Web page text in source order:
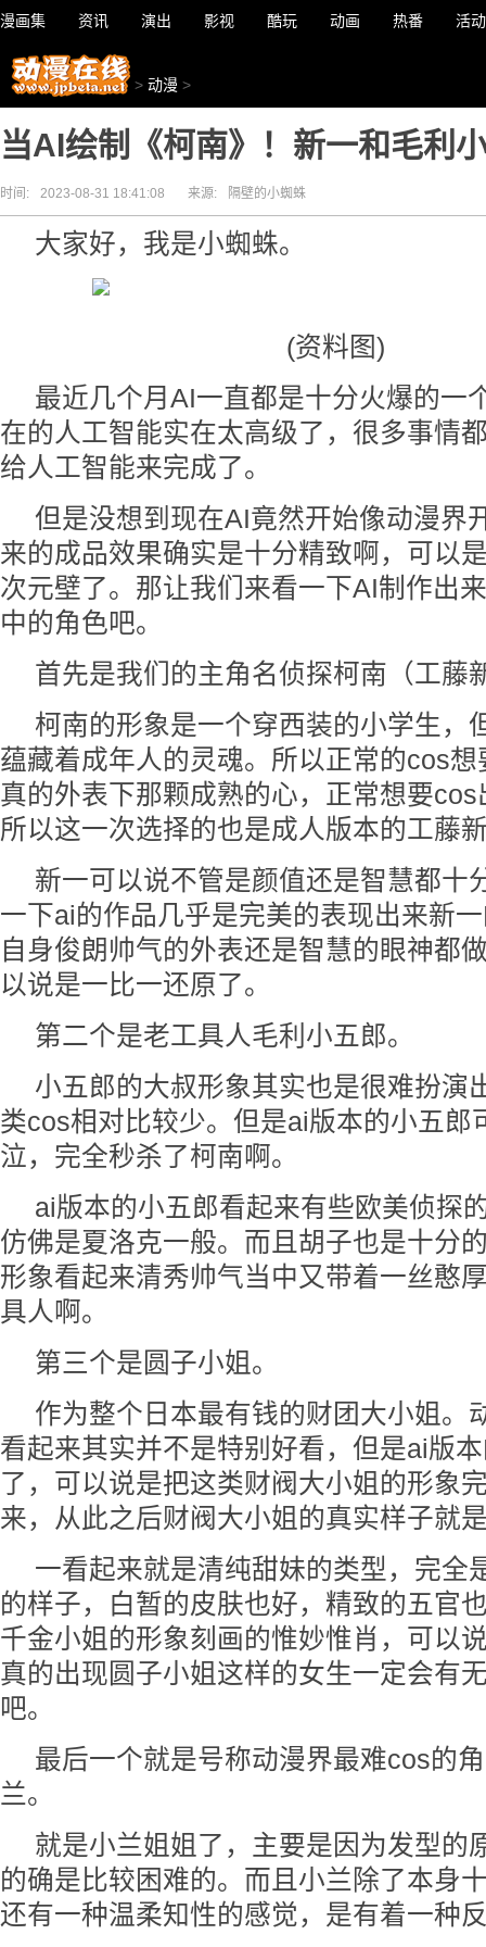
漫画集 资讯 演出 影视 酷玩 动画 热番 活动
> 动漫 >
当AI绘制《柯南》！新一和毛利
时间: 2023-08-31 18:41:08 来源: 隔壁的小蜘蛛
大家好，我是小蜘蛛。
(资料图)
最近几个月AI一直都是十分火爆的一
在的人工智能实在太高级了，很多事情
给人工智能来完成了。
但是没想到现在AI竟然开始像动漫界
来的成品效果确实是十分精致啊，可以
次元壁了。那让我们来看一下AI制作出
中的角色吧。
首先是我们的主角名侦探柯南（工藤
柯南的形象是一个穿西装的小学生，
蕴藏着成年人的灵魂。所以正常的cos
真的外表下那颗成熟的心，正常想要
所以这一次选择的也是成人版本的工藤
新一可以说不管是颜值还是智慧都十
一下ai的作品几乎是完美的表现出来新
自身俊朗帅气的外表还是智慧的眼神都
以说是一比一还原了。
第二个是老工具人毛利小五郎。
小五郎的大叔形象其实也是很难扮演
类cos相对比较少。但是ai版本的小五郎
泣，完全秒杀了柯南啊。
ai版本的小五郎看起来有些欧美侦探
仿佛是夏洛克一般。而且胡子也是十分
形象看起来清秀帅气当中又带着一丝憨
具人啊。
第三个是圆子小姐。
作为整个日本最有钱的财团大小姐。
看起来其实并不是特别好看，但是ai版
了，可以说是把这类财阀大小姐的形象
来，从此之后财阀大小姐的真实样子就
一看起来就是清纯甜妹的类型，完全
的样子，白暂的皮肤也好，精致的五官
千金小姐的形象刻画的惟妙惟肖，可以
真的出现圆子小姐这样的女生一定会有
吧。
最后一个就是号称动漫界最难cos的
兰。
就是小兰姐姐了，主要是因为发型的
的确是比较困难的。而且小兰除了本身
还有一种温柔知性的感觉，是有着一种